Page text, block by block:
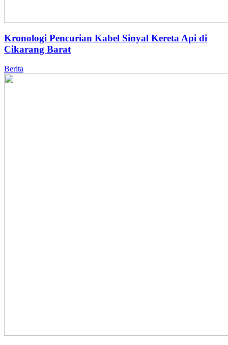
Kronologi Pencurian Kabel Sinyal Kereta Api di
Cikarang Barat
Berita